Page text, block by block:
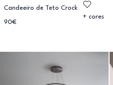
Candeeiro de Teto Crock
90€
+ cores